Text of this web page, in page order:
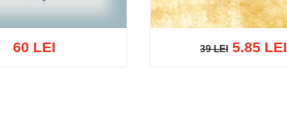
60 LEI 39 LEI 5.85 LEI